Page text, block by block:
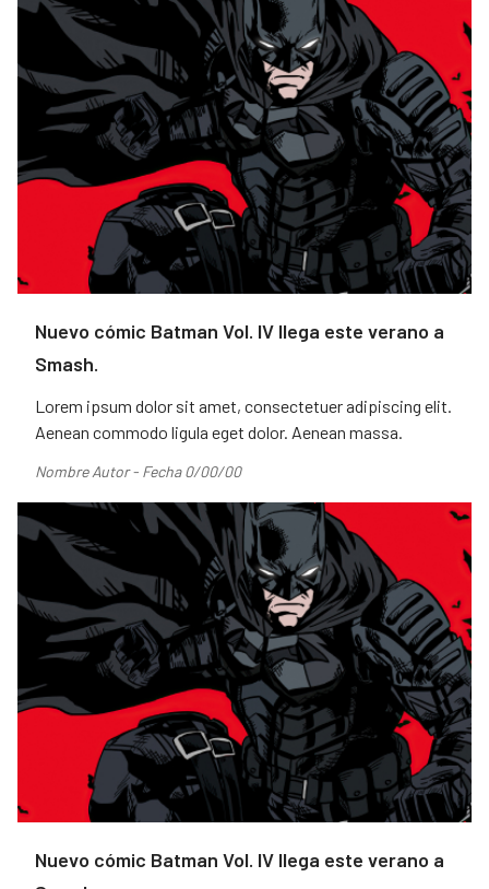
Nuevo cómic Batman Vol. IV llega este verano a
Smash.
Lorem ipsum dolor sit amet, consectetuer adipiscing elit.
Aenean commodo ligula eget dolor. Aenean massa.
Nombre Autor - Fecha 0/00/00
Nuevo cómic Batman Vol. IV llega este verano a